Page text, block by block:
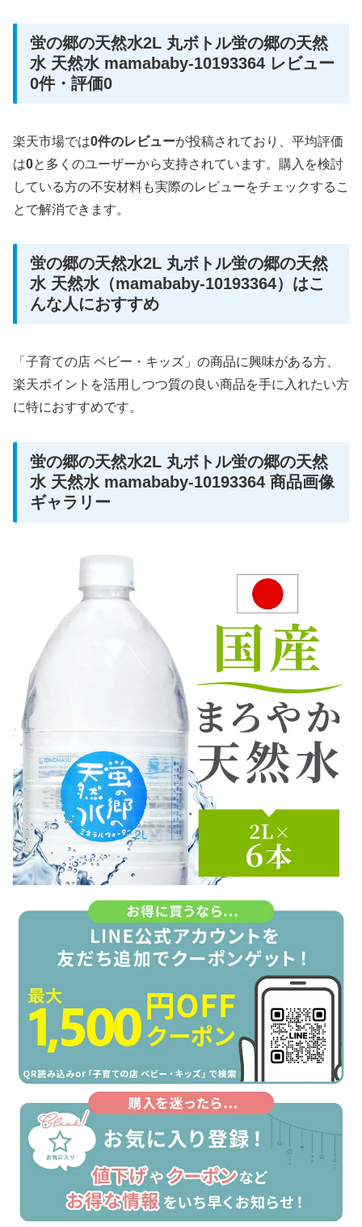
蛍の郷の天然水2L 丸ボトル蛍の郷の天然
水 天然水 mamababy-10193364 レビュー
0件・評価0
楽天市場では0件のレビューが投稿されており、平均評価
は0と多くのユーザーから支持されています。購入を検討
している方の不安材料も実際のレビューをチェックするこ
とで解消できます。
蛍の郷の天然水2L 丸ボトル蛍の郷の天然
水 天然水（mamababy-10193364）はこ
んな人におすすめ
「子育ての店 ベビー・キッズ」の商品に興味がある方、
楽天ポイントを活用しつつ質の良い商品を手に入れたい方
に特におすすめです。
蛍の郷の天然水2L 丸ボトル蛍の郷の天然
水 天然水 mamababy-10193364 商品画像
ギャラリー